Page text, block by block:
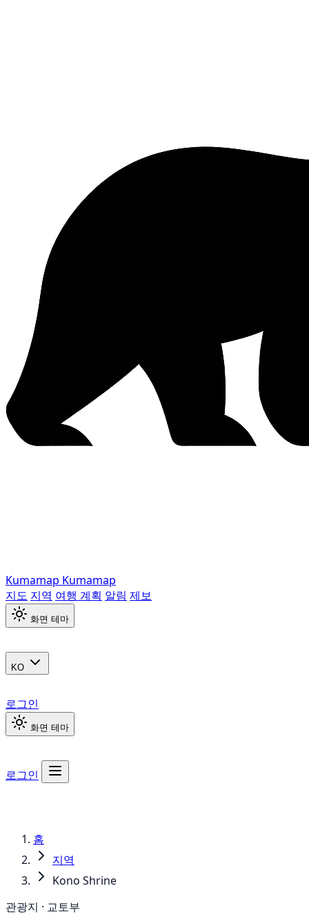
Kumamap Kumamap
지도 지역 여행 계획 알림 제보
화면 테마
KO
로그인
화면 테마
로그인
홈
지역
Kono Shrine
관광지 · 교토부